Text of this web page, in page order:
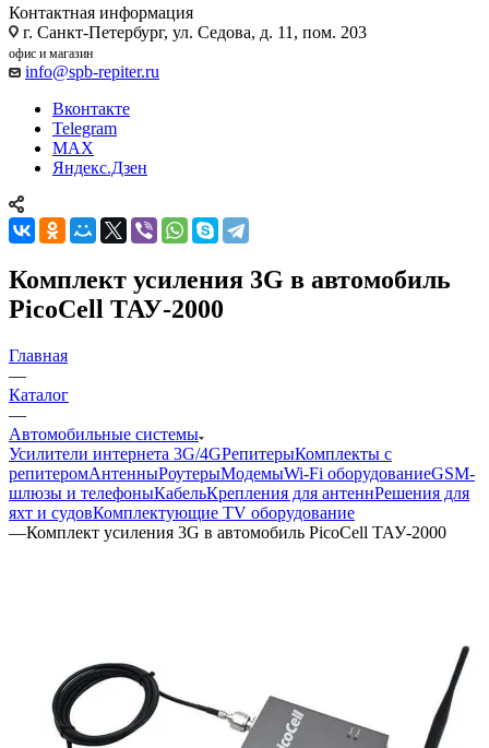
Контактная информация
г. Санкт-Петербург, ул. Седова, д. 11, пом. 203
офис и магазин
info@spb-repiter.ru
Вконтакте
Telegram
MAX
Яндекс.Дзен
Комплект усиления 3G в автомобиль
PicoCell ТАУ-2000
Главная
—
Каталог
—
Автомобильные системы
Усилители интернета 3G/4GРепитерыКомплекты с
репитеромАнтенныРоутерыМодемыWi-Fi оборудованиеGSM-
шлюзы и телефоныКабельКрепления для антеннРешения для
яхт и судовКомплектующие TV оборудование
—Комплект усиления 3G в автомобиль PicoCell ТАУ-2000